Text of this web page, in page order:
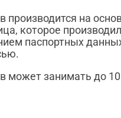
производится на
которое
паспортных
может занимать до 10